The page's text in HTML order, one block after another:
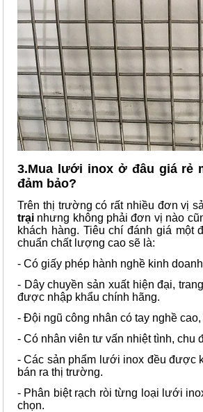
3.Mua lưới inox ở đâu giá rẻ
đảm bảo?
Trên thị trường có rất nhiều đơn vị
trại nhưng không phải đơn vị nào
khách hàng. Tiêu chí đánh giá một
chuẩn chất lượng cao sẽ là:
- Có giấy phép hành nghề kinh
- Dây chuyền sản xuất hiện đại,
được nhập khẩu chính hãng.
- Đội ngũ công nhân có tay nghề
- Có nhân viên tư vấn nhiệt tình, chu
- Các sản phẩm lưới inox đều được
bán ra thị trường.
- Phân biệt rạch ròi từng loại lưới
chọn.